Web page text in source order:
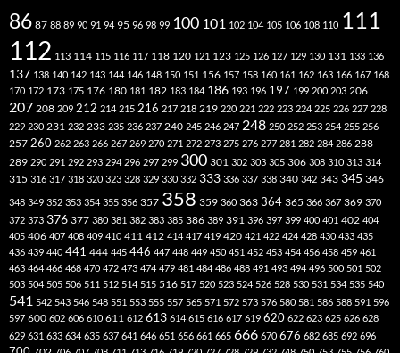
86 87 88 89 90 91 94 95 96 98 99 100 101 102 104 105 106 108 110 111
112 113 114 115 116 117 118 120 121 123 125 126 127 129 130 131 133 136
137 138 140 142 143 144 146 148 150 151 156 157 158 160 161 162 163 166 167 168
170 172 173 175 176 180 181 182 183 184 186 193 196 197 199 200 203 206
207 208 209 212 214 215 216 217 218 219 220 221 222 223 224 225 226 227 228
229 230 231 232 233 235 236 237 240 245 246 247 248 250 252 253 254 255 256
257 260 262 263 266 267 269 270 271 272 273 275 276 277 281 282 284 286 288
289 290 291 292 293 294 296 297 299 300 301 302 303 305 306 308 310 313 314
315 316 317 318 320 323 328 329 330 332 333 336 337 338 340 342 343 345 346
348 349 352 353 354 355 356 357 358 359 360 363 364 365 366 367 369 370
372 373 376 377 380 381 382 383 385 386 389 391 396 397 399 400 401 402 404
405 406 407 408 409 410 411 412 414 417 419 420 421 422 424 428 430 433 435
436 439 440 441 444 445 446 447 448 449 450 451 452 453 454 456 458 459 461
463 464 466 468 470 472 473 474 479 481 484 486 488 491 493 494 496 500 501 502
503 504 505 506 511 512 514 515 516 517 520 523 524 526 528 530 531 534 535 540
541 542 543 546 548 551 553 555 557 565 571 572 573 576 580 581 586 588 591 596
597 600 602 606 610 611 612 613 614 615 616 617 619 620 622 623 625 626 628
629 631 633 634 635 637 641 646 651 656 661 665 666 670 676 682 685 692 696